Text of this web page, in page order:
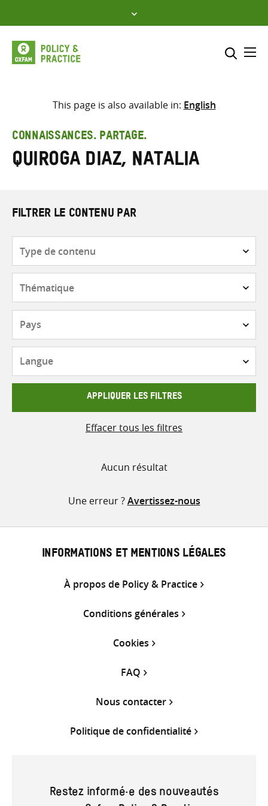
to
content
Sélectionner l’emplacement
Saisir
les
termes
This page is also available in: English
CONNAISSANCES. PARTAGE.
Quiroga Diaz, Natalia
FILTRER LE CONTENU PAR
contenu
APPLIQUER LES FILTRES
Effacer tous les filtres
Aucun résultat
Une erreur ?Avertissez-nous
INFORMATIONS ET MENTIONS LÉGALES
À propos de Policy & Practice
Conditions générales
Cookies
FAQ
Nous contacter
Politique de confidentialité
Restez informé·e des nouveautés